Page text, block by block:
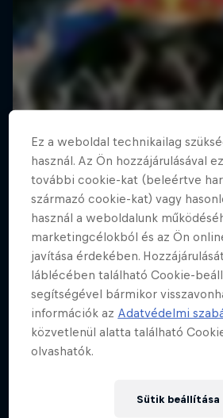
Ez a weboldal technikailag
használ. Az Ön hozzájárulásával
további cookie-kat (beleértve
származó cookie-kat) vagy
használ a weboldalunk
marketingcélokból és az Ön
javítása érdekében.
láblécében található Cookie-
segítségével bármikor
információk az Adatvédelmi
közvetlenül alatta található
olvashatók.
Sütik beállítása